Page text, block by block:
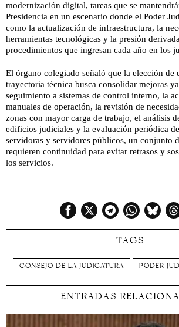
modernización digital, tareas que se
Presidencia en un escenario donde el Poder
como la actualización de infraestructura, la
herramientas tecnológicas y la presión
procedimientos que ingresan cada año en los
El órgano colegiado señaló que la elección de
trayectoria técnica busca consolidar mejoras
seguimiento a sistemas de control interno, la
manuales de operación, la revisión de
zonas con mayor carga de trabajo, el análisis
edificios judiciales y la evaluación periódica
servidoras y servidores públicos, un conjunto
requieren continuidad para evitar retrasos y
los servicios.
TAGS:
CONSEJO DE LA JUDICATURA PODER
ENTRADAS